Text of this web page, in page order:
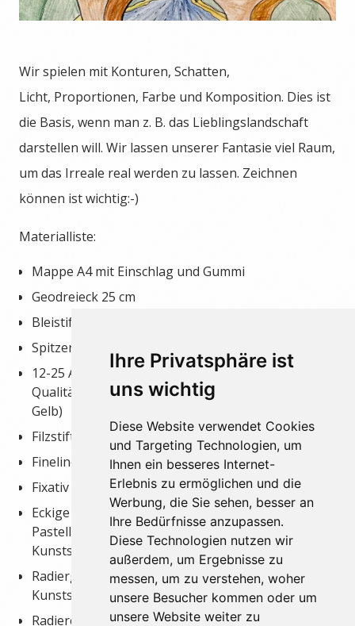
Ihre Privatsphäre ist
uns wichtig
Diese Website verwendet Cookies
und Targeting Technologien, um
Ihnen ein besseres Internet-
Erlebnis zu ermöglichen und die
Werbung, die Sie sehen, besser an
Ihre Bedürfnisse anzupassen.
Diese Technologien nutzen wir
außerdem, um Ergebnisse zu
messen, um zu verstehen, woher
unsere Besucher kommen oder um
unsere Website weiter zu
Wir spielen mit Konturen, Schatten,
Licht, Proportionen, Farbe und Komposition. Dies ist
die Basis, wenn man z. B. das Lieblingslandschaft
darstellen will. Wir lassen unserer Fantasie viel Raum,
um das Irreale real werden zu lassen. Zeichnen
können ist wichtig:-)
Materialliste:
Mappe A4 mit Einschlag und Gummi
Geodreieck 25 cm
Bleistift, 2B und 4B
Spitzer
12-25 Aquarellbuntstifte guter
Qualität (Unentbehrlich sind: Weiß, Cyan, Magenta,
Gelb)
Filzstifte
Fineliner (schwarz)
Fixativ für Künstler oder Haarspray
Eckige fettfreie Künstler-Soft-
Pastellkreiden (Bestellung in der
Kunstschule möglich)
Radiergummi-Stift (Bestellung in der
Kunstschule möglich)
Radierer und Knetradiergummi